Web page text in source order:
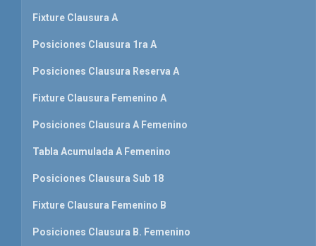
Fixture Clausura A
Posiciones Clausura 1ra A
Posiciones Clausura Reserva A
Fixture Clausura Femenino A
Posiciones Clausura A Femenino
Tabla Acumulada A Femenino
Posiciones Clausura Sub 18
Fixture Clausura Femenino B
Posiciones Clausura B. Femenino